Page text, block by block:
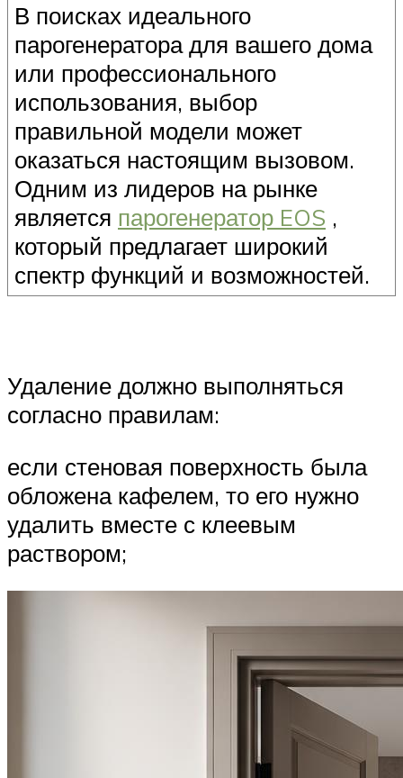
В поисках идеального
парогенератора для вашего дома
или профессионального
использования, выбор
правильной модели может
оказаться настоящим вызовом.
Одним из лидеров на рынке
является парогенератор EOS ,
который предлагает широкий
спектр функций и возможностей.
Удаление должно выполняться
согласно правилам:
если стеновая поверхность была
обложена кафелем, то его нужно
удалить вместе с клеевым
раствором;